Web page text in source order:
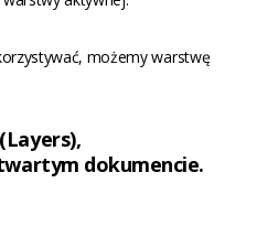
możemy warstwę
,
dokumencie.